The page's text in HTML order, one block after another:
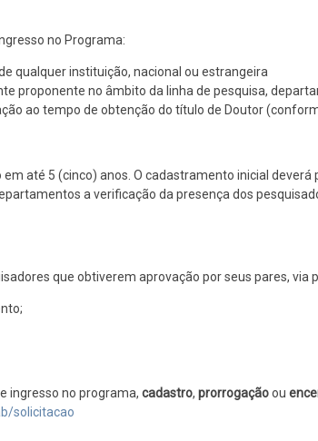
no Programa:
qualquer instituição, nacional ou estrangeira
proponente no âmbito da linha de pesquisa,
ao tempo de obtenção do título de Doutor
até 5 (cinco) anos. O cadastramento inicial
a verificação da presença dos
que obtiverem aprovação por seus pares,
ingresso no programa, cadastro, prorrogaçãoou
solicitacao